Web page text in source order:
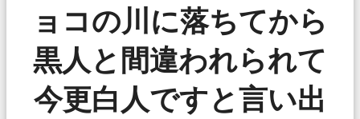
ョコの川に落ちてから
黒人と間違われられて
今更白人ですと言い出